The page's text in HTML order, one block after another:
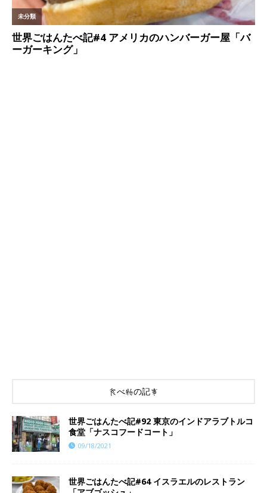
食べ物の記事
世界ごはんたべ記#92 東京のインドアラブトルコ
食堂「ナスコフードコート」
09/18/2021
世界ごはんたべ記#64 イスラエルのレストラン